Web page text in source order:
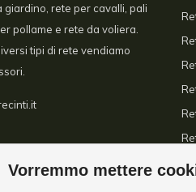
Vorremmo mettere
giardino, rete per cavalli, pali
pollame e rete da voliera.
tipi di rete vendiamo